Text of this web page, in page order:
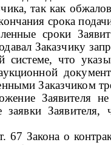
так как
срока
сроки
Заказчику
системе, что
Заказчиком
Заявителя не
заявки
Закона о